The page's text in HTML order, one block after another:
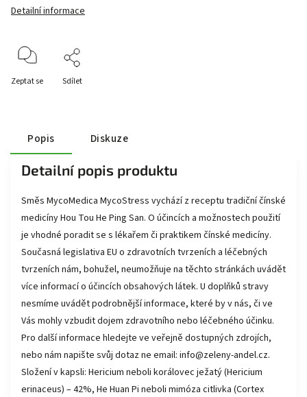
Detailní informace
Zeptat se Sdílet
Popis Diskuze
Detailní popis produktu
Směs MycoMedica MycoStress vychází z receptu tradiční čínské
medicíny Hou Tou He Ping San. O účincích a možnostech použití
je vhodné poradit se s lékařem či praktikem čínské medicíny.
Současná legislativa EU o zdravotních tvrzeních a léčebných
tvrzeních nám, bohužel, neumožňuje na těchto stránkách uvádět
více informací o účincích obsahových látek. U doplňků stravy
nesmíme uvádět podrobnější informace, které by v nás, či ve
Vás mohly vzbudit dojem zdravotního nebo léčebného účinku.
Pro další informace hledejte ve veřejně dostupných zdrojích,
nebo nám napište svůj dotaz ne email: info@zeleny-andel.cz.
Složení v kapsli: Hericium neboli korálovec ježatý (Hericium
erinaceus) – 42%, He Huan Pi neboli mimóza citlivka (Cortex